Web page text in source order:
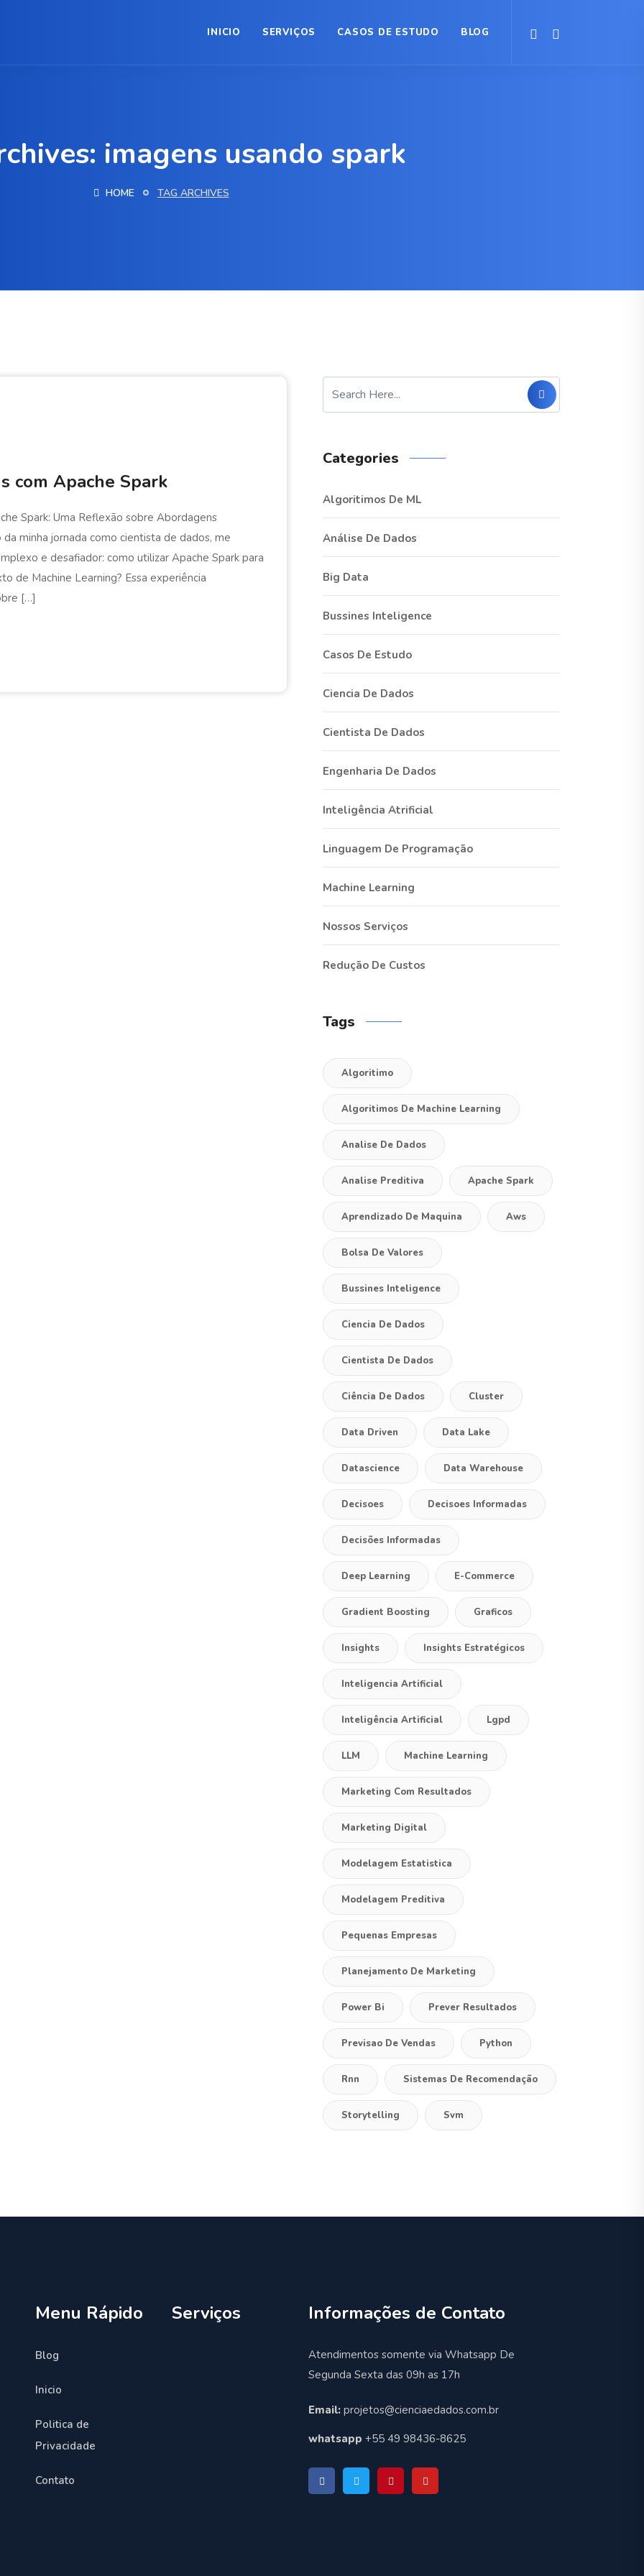
INICIO SERVIÇOS CASOS DE ESTUDO BLOG
imagens usando spark
HOME TAG ARCHIVES
com Apache Spark
Spark: Uma Reflexão sobre Abordagens
minha jornada como cientista de dados, me
e desafiador: como utilizar Apache Spark para
de Machine Learning? Essa experiência
[…]
Categories
Algoritimos De ML
Análise De Dados
Big Data
Bussines Inteligence
Casos De Estudo
Ciencia De Dados
Cientista De Dados
Engenharia De Dados
Inteligência Atrificial
Linguagem De Programação
Machine Learning
Nossos Serviços
Redução De Custos
Tags
Algoritimo
Algoritimos De Machine Learning
Analise De Dados
Analise Preditiva Apache Spark
Aprendizado De Maquina Aws
Bolsa De Valores
Bussines Inteligence
Ciencia De Dados
Cientista De Dados
Ciência De Dados Cluster
Data Driven Data Lake
Datascience Data Warehouse
Decisoes Decisoes Informadas
Decisões Informadas
Deep Learning E-Commerce
Gradient Boosting Graficos
Insights Insights Estratégicos
Inteligencia Artificial
Inteligência Artificial Lgpd
LLM Machine Learning
Marketing Com Resultados
Marketing Digital
Modelagem Estatistica
Modelagem Preditiva
Pequenas Empresas
Planejamento De Marketing
Power Bi Prever Resultados
Previsao De Vendas Python
Rnn Sistemas De Recomendação
Storytelling Svm
Menu Rápido
Blog
Inicio
Politica de
Privacidade
Contato
Serviços Informações de Contato
Atendimentos somente via Whatsapp De
Segunda Sexta das 09h as 17h
Email: projetos@cienciaedados.com.br
whatsapp +55 49 98436-8625